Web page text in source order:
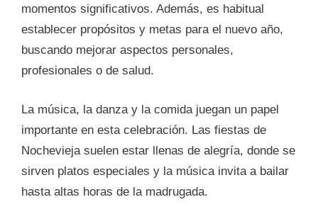
momentos significativos. Además, es habitual
establecer propósitos y metas para el nuevo año,
buscando mejorar aspectos personales,
profesionales o de salud.
La música, la danza y la comida juegan un papel
importante en esta celebración. Las fiestas de
Nochevieja suelen estar llenas de alegría, donde se
sirven platos especiales y la música invita a bailar
hasta altas horas de la madrugada.